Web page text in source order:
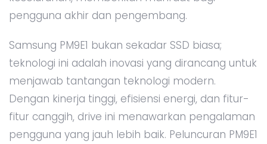
pengguna akhir dan pengembang.
Samsung PM9E1 bukan sekadar SSD biasa;
teknologi ini adalah inovasi yang dirancang untuk
menjawab tantangan teknologi modern.
Dengan kinerja tinggi, efisiensi energi, dan fitur-
fitur canggih, drive ini menawarkan pengalaman
pengguna yang jauh lebih baik. Peluncuran PM9E1